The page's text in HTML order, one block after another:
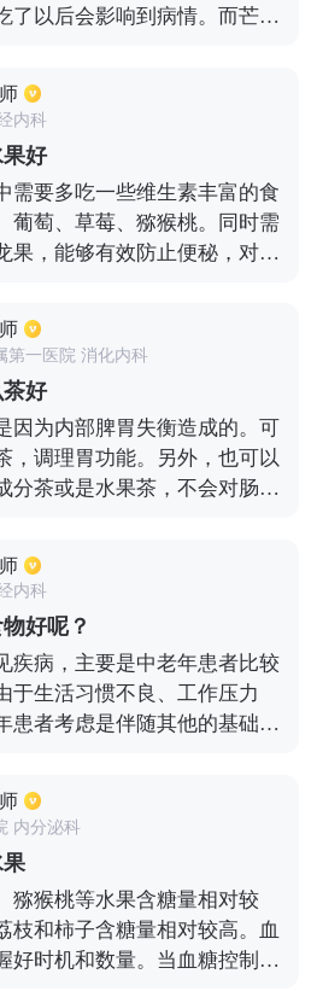
了以后会影响到病情。而芒果
病的。脑梗的患者应该注意多
可能吃清淡的食物。不能够吃
有刺激性的食物，也要注意
内科
好
需要多吃一些维生素丰富的食
葡萄、草莓、猕猴桃。同时需
果，能够有效防止便秘，对脑
南瓜等都可以适当多吃，患者
炸、过咸和刺激性食物，需要
控制好血压、血糖、血脂，能
。
第一医院 消化内科
好
因为内部脾胃失衡造成的。可
，调理胃功能。另外，也可以
分茶或是水果茶，不会对肠胃
一步加重。生活中，肠胃不好
辛辣刺激性食物尽量不要吃。
内科
好呢？
疾病，主要是中老年患者比较
于生活习惯不良、工作压力
患者考虑是伴随其他的基础疾
小板凝聚，从而引起栓塞。所
以清淡易消化饮食为主；予
辛辣刺激以及油腻的饮食。
内分泌科
猕猴桃等水果含糖量相对较
枝和柿子含糖量相对较高。血
好时机和数量。当血糖控制稳